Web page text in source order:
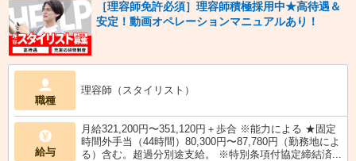
［理容師免許必須］理容師積極採用中★高待遇＆
安定！動画オペレーションマニュアルあり！
職種
理容師（スタイリスト）
給与
月給321,200円〜351,120円＋歩合 ※能力による ★固定
時間外手当（44時間）80,300円〜87,780円（勤務地によ
る）含む。超過分別途支給。 ※特別条項付協定締結済...